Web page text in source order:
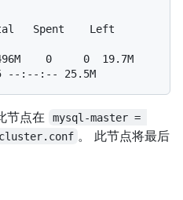
Spent    Left
0     0  19.7M
--:--:-- 25.5M
节点在
mysql-master =
cluster.conf 。 此节点将最后